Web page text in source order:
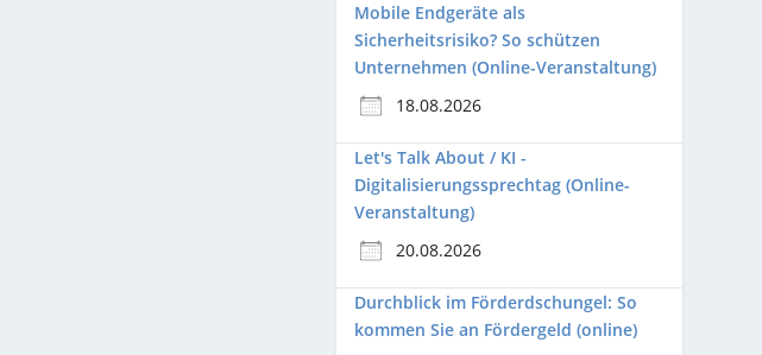
Mobile Endgeräte als
Sicherheitsrisiko? So schützen
Unternehmen (Online-Veranstaltung)
18.08.2026
Let's Talk About / KI -
Digitalisierungssprechtag (Online-
Veranstaltung)
20.08.2026
Durchblick im Förderdschungel: So
kommen Sie an Fördergeld (online)